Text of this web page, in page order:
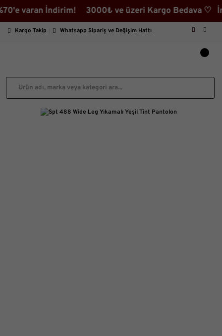
İndirim! 3000₺ ve üzeri Kargo Bedava ♡
Kargo Takip Whatsapp Sipariş ve Değişim Hattı